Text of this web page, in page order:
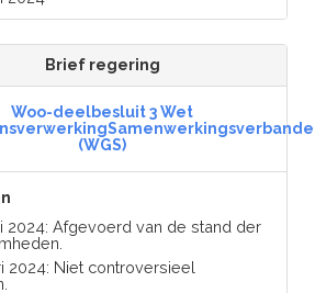
Brief regering
Woo-deelbesluit 3 Wet
(WGS)
2024: Afgevoerd van de stand der
2024: Niet controversieel